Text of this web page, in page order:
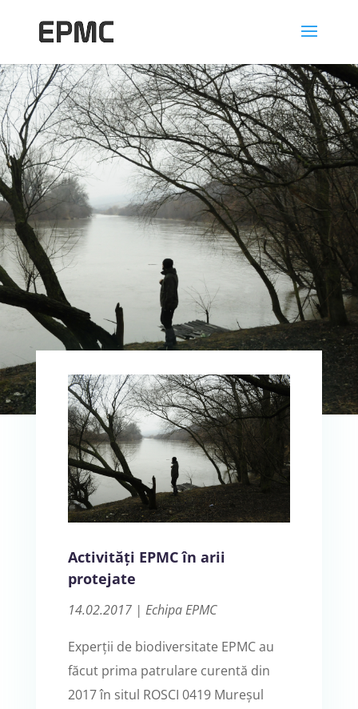
Activități EPMC în arii
protejate
14.02.2017 | Echipa EPMC
Experții de biodiversitate EPMC au
făcut prima patrulare curentă din
2017 în situl ROSCI 0419 Mureșul